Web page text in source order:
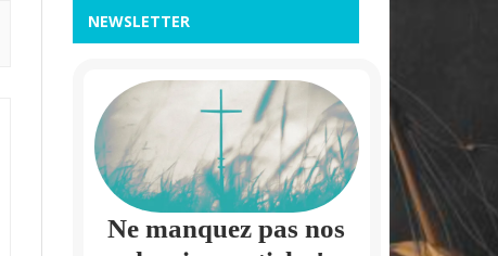
NEWSLETTER
Ne manquez pas nos